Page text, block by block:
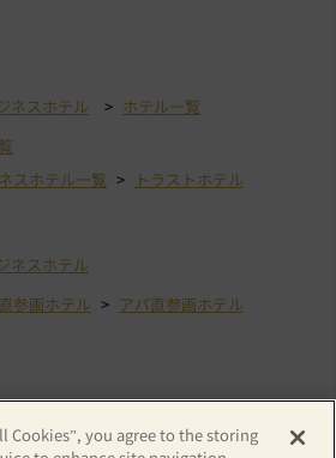
ネスホテル
ホテル一覧
スホテル一覧
トラストホテル
ネスホテル
参画ホテル
アパ直参画ホテル
Cookies”, you agree to the storing